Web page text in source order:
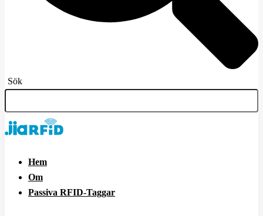
Sök
Hem
Om
Passiva RFID-Taggar